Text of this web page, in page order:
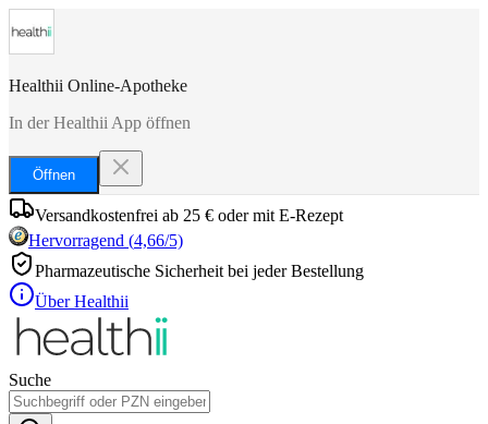
Healthii Online-Apotheke
In der Healthii App öffnen
Öffnen
Versandkostenfrei ab 25 € oder mit E-Rezept
Hervorragend (4,66/5)
Pharmazeutische Sicherheit bei jeder Bestellung
Über Healthii
Suche